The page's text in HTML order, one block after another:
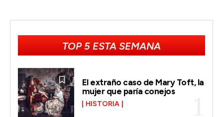
TOP 5 ESTA SEMANA
El extraño caso de Mary Toft, la
mujer que paría conejos
HISTORIA